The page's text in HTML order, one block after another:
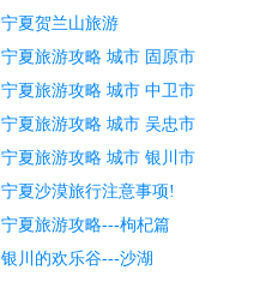
宁夏贺兰山旅游
宁夏旅游攻略 城市 固原市
宁夏旅游攻略 城市 中卫市
宁夏旅游攻略 城市 吴忠市
宁夏旅游攻略 城市 银川市
宁夏沙漠旅行注意事项!
宁夏旅游攻略---枸杞篇
银川的欢乐谷---沙湖